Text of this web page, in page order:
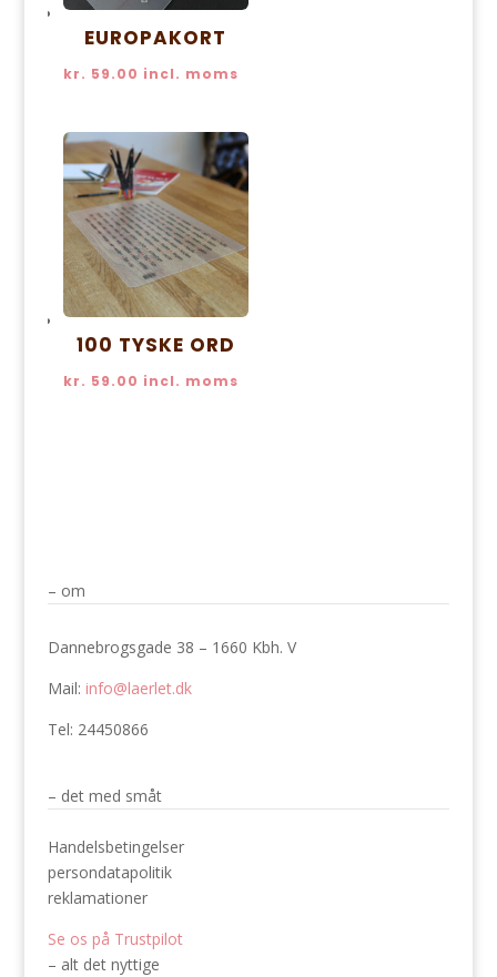
EUROPAKORT
kr. 59.00 incl. moms
100 TYSKE ORD
kr. 59.00 incl. moms
– om
Dannebrogsgade 38 – 1660 Kbh. V
Mail: info@laerlet.dk
Tel: 24450866
– det med småt
Handelsbetingelser
persondatapolitik
reklamationer
Se os på Trustpilot
– alt det nyttige